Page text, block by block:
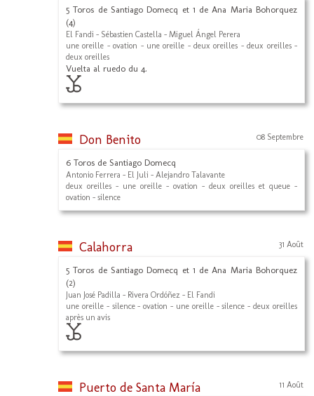
5 Toros de Santiago Domecq et 1 de Ana Maria Bohorquez
(4)
El Fandi - Sébastien Castella - Miguel Ángel Perera
une oreille - ovation - une oreille - deux oreilles - deux oreilles -
deux oreilles
Vuelta al ruedo du 4.
Don Benito 08 Septembre
6 Toros de Santiago Domecq
Antonio Ferrera - El Juli - Alejandro Talavante
deux oreilles - une oreille - ovation - deux oreilles et queue -
ovation - silence
Calahorra 31 Août
5 Toros de Santiago Domecq et 1 de Ana Maria Bohorquez
(2)
Juan José Padilla - Rivera Ordóñez - El Fandi
une oreille - silence - ovation - une oreille - silence - deux oreilles
après un avis
Puerto de Santa María 11 Août